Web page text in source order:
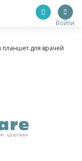
Войти
для врачей